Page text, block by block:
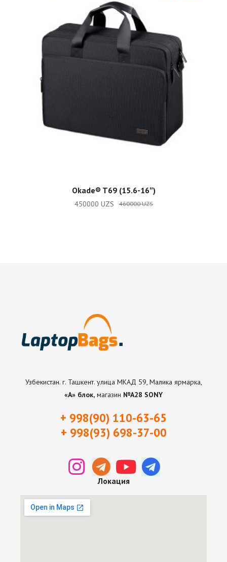
ADD TO CART
Okade®️ T69 (15.6-16″)
460000UZS
450000 UZS
Узбекистан. г. Ташкент. улица МКАД 59, Малика ярмарка,
«А» блок, магазин №А28 SONY
+ 998(90) 110-63-65
+ 998(93) 698-37-00
Локация